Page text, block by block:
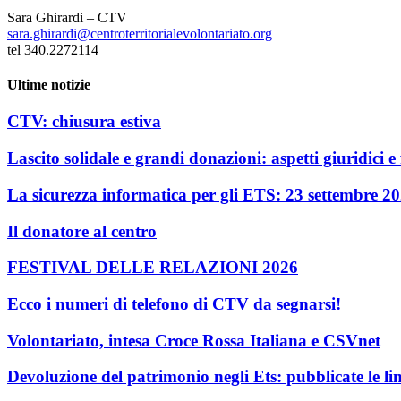
Sara Ghirardi – CTV
sara.ghirardi@centroterritorialevolontariato.org
tel 340.2272114
Ultime notizie
CTV: chiusura estiva
Lascito solidale e grandi donazioni: aspetti giuridici e
La sicurezza informatica per gli ETS: 23 settembre
Il donatore al centro
FESTIVAL DELLE RELAZIONI 2026
Ecco i numeri di telefono di CTV da segnarsi!
Volontariato, intesa Croce Rossa Italiana e CSVnet
Devoluzione del patrimonio negli Ets: pubblicate le